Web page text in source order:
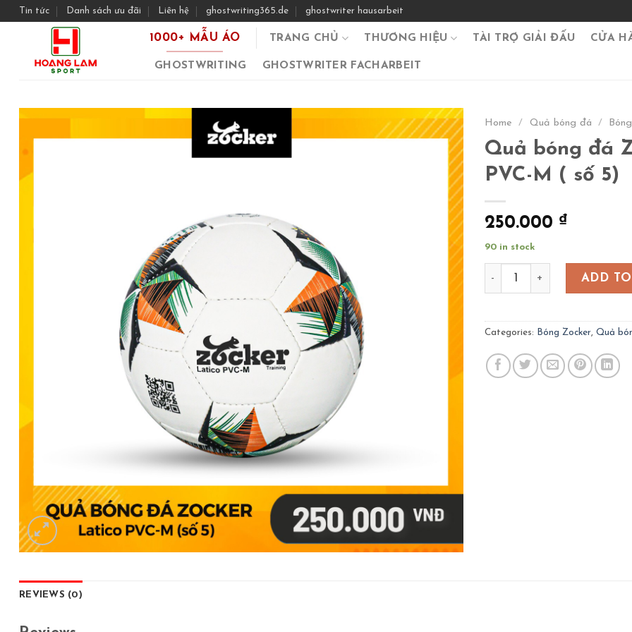
SkipTin tức Danh sách ưu đãi Liên hệ ghostwriting365.de ghostwriter hausarbeit
1000+ MẪU ÁO TRANG CHỦ THƯƠNG HIỆU TÀI TRỢ GIẢI ĐẤU CỬA
GHOSTWRITING GHOSTWRITER FACHARBEIT
Home / Quả bóng đá /
Quả bóng đá
PVC-M ( số 5)
250.000 ₫
90 in stock
Quả bóng đá Zocker
ADD TO
Categories: Bóng Zocker, Quả
REVIEWS (0)